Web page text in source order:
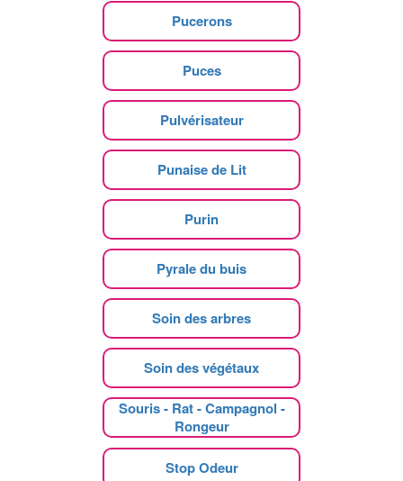
Pucerons
Puces
Pulvérisateur
Punaise de Lit
Purin
Pyrale du buis
Soin des arbres
Soin des végétaux
Souris - Rat - Campagnol -
Rongeur
Stop Odeur